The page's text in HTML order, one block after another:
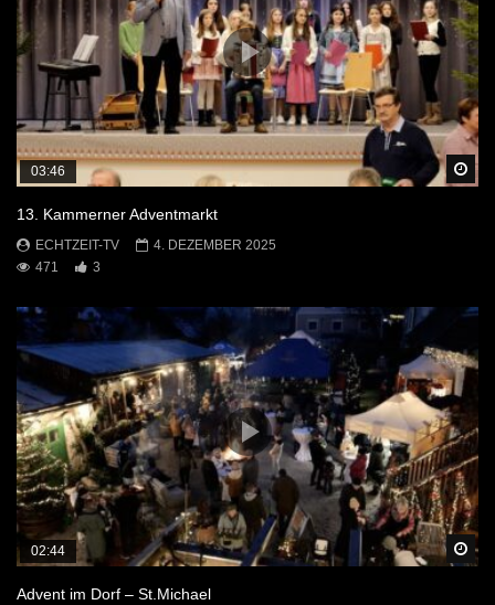
03:46
13. Kammerner Adventmarkt
ECHTZEIT-TV
4. DEZEMBER 2025
471
3
02:44
Advent im Dorf – St.Michael